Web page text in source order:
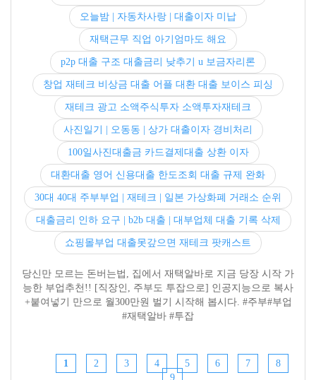
오늘밤 | 자동차사랑 | 대출이자 미납
재택근무 직업 아기엄마도 해요
p2p 대출 구조 대출금리 낮추기 u 보금자리론
창업 재테크 비상금 대출 어플 대환 대출 보이스 피싱
재테크 광고 소액주식투자 소액투자재테크
사진일기 | 오동동 | 상가 대출이자 경비처리
100일사진대출금 카드결제대출 상환 이자
대환대출 영어 신용대출 한도조회 대출 규제 완화
30대 40대 주부부업 | 재테크 | 일본 가상화폐 거래소 순위
대출금리 인하 요구 | b2b 대출 | 대부업체 대출 기록 삭제
쇼핑몰부업 대출못갚으면 재테크 팟캐스트
당신만 모르는 돈버는법, 집에서 재택알바로 지금 당장 시작 가
능한 부업추천!! [직장인, 주부도 투잡으로] 인공지능으로 복사
+붙여넣기 만으로 월300만원 벌기 시작해 봅시다. #주부#부업
#재택알바 #투잡
1 2 3 4 5 6 7
8
9